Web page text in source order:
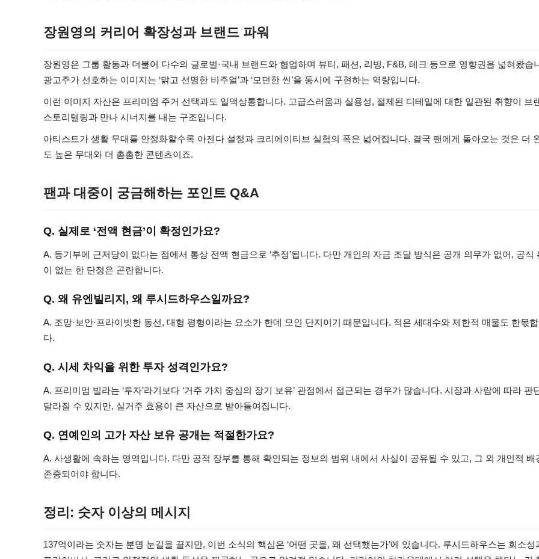
장원영의 커리어 확장성과 브랜드 파워
장원영은 그룹 활동과 더불어 다수의 글로벌·국내 브랜드와 협업하며 뷰티, 패션, 리빙, F&B, 테크 등으로 영향권을 넓혀왔습
광고주가 선호하는 이미지는 ‘맑고 선명한 비주얼’과 ‘모던한 씬’을 동시에 구현하는 역량입니다.
이런 이미지 자산은 프리미엄 주거 선택과도 일맥상통합니다. 고급스러움과 실용성, 절제된 디테일에 대한 일관된 취향이 브
스토리텔링과 만나 시너지를 내는 구조입니다.
아티스트가 생활 무대를 안정화할수록 아젠다 설정과 크리에이티브 실험의 폭은 넓어집니다. 결국 팬에게 돌아오는 것은 더
도 높은 무대와 더 촘촘한 콘텐츠이죠.
팬과 대중이 궁금해하는 포인트 Q&A
Q. 실제로 ‘전액 현금’이 확정인가요?
A. 등기부에 근저당이 없다는 점에서 통상 전액 현금으로 ‘추정’됩니다. 다만 개인의 자금 조달 방식은 공개 의무가 없어, 공식
이 없는 한 단정은 곤란합니다.
Q. 왜 유엔빌리지, 왜 루시드하우스일까요?
A. 조망·보안·프라이빗한 동선, 대형 평형이라는 요소가 한데 모인 단지이기 때문입니다. 적은 세대수와 제한적 매물도 한몫합
다.
Q. 시세 차익을 위한 투자 성격인가요?
A. 프리미엄 빌라는 ‘투자’라기보다 ‘거주 가치 중심의 장기 보유’ 관점에서 접근되는 경우가 많습니다. 시장과 사람에 따라 판
달라질 수 있지만, 실거주 효용이 큰 자산으로 받아들여집니다.
Q. 연예인의 고가 자산 보유 공개는 적절한가요?
A. 사생활에 속하는 영역입니다. 다만 공적 장부를 통해 확인되는 정보의 범위 내에서 사실이 공유될 수 있고, 그 외 개인적 배
존중되어야 합니다.
정리: 숫자 이상의 메시지
137억이라는 숫자는 분명 눈길을 끌지만, 이번 소식의 핵심은 ‘어떤 곳을, 왜 선택했는가’에 있습니다. 루시드하우스는 희소성